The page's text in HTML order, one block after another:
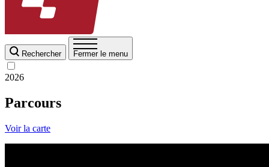
Rechercher Fermer le menu
2026
Parcours
Voir la carte